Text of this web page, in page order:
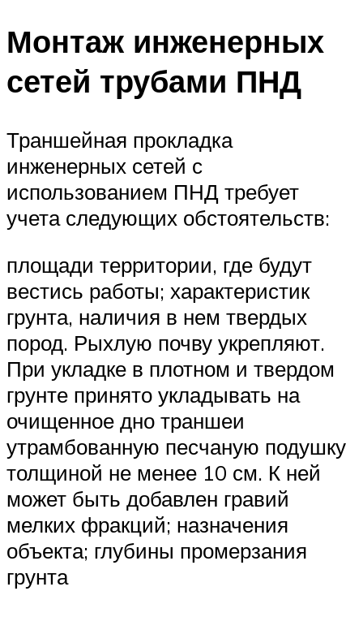
Монтаж инженерных
сетей трубами ПНД
Траншейная прокладка
инженерных сетей с
использованием ПНД требует
учета следующих обстоятельств:
площади территории, где будут
вестись работы; характеристик
грунта, наличия в нем твердых
пород. Рыхлую почву укрепляют.
При укладке в плотном и твердом
грунте принято укладывать на
очищенное дно траншеи
утрамбованную песчаную подушку
толщиной не менее 10 см. К ней
может быть добавлен гравий
мелких фракций; назначения
объекта; глубины промерзания
грунта